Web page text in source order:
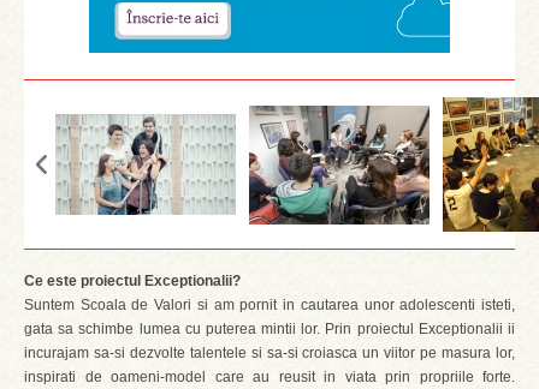
Ce este proiectul Exceptionalii?
Suntem Scoala de Valori si am pornit in cautarea unor adolescenti isteti,
gata sa schimbe lumea cu puterea mintii lor. Prin proiectul Exceptionalii ii
incurajam sa-si dezvolte talentele si sa-si croiasca un viitor pe masura lor,
inspirati de oameni-model care au reusit in viata prin propriile forte.